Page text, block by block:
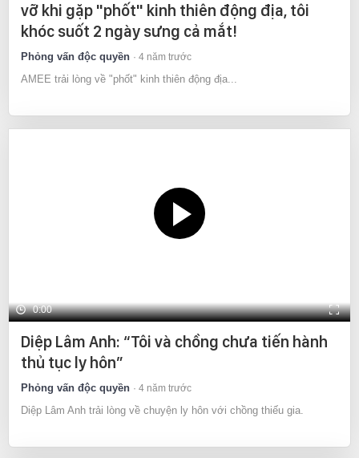
vỡ khi gặp "phốt" kinh thiên động địa, tôi
khóc suốt 2 ngày sưng cả mắt!
Phỏng vấn độc quyền 4 năm trước
AMEE trải lòng về "phốt" kinh thiên động địa...
0:00
Diệp Lâm Anh: “Tôi và chồng chưa tiến hành
thủ tục ly hôn”
Phỏng vấn độc quyền 4 năm trước
Diệp Lâm Anh trải lòng về chuyện ly hôn với chồng thiếu gia.